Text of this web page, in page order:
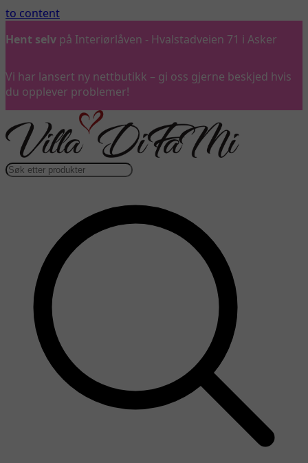
to content
Hent selv på Interiørlåven - Hvalstadveien 71 i Asker
Vi har lansert ny nettbutikk – gi oss gjerne beskjed hvis
du opplever problemer!